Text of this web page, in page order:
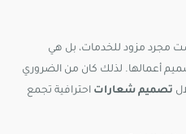
مجرد مزود للخدمات، بل هي
أعمالها. لذلك كان من الضروري
تصميم شعارات احترافية تجمع